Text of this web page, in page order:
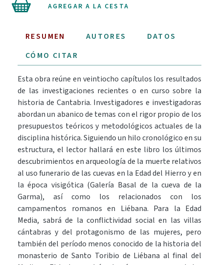
AGREGAR A LA CESTA
RESUMEN AUTORES
DATOS
CÓMO CITAR
Esta obra reúne en veintiocho capítulos los resultados
de las investigaciones recientes o en curso sobre la
historia de Cantabria. Investigadores e investigadoras
abordan un abanico de temas con el rigor propio de los
presupuestos teóricos y metodológicos actuales de la
disciplina histórica. Siguiendo un hilo cronológico en su
estructura, el lector hallará en este libro los últimos
descubrimientos en arqueología de la muerte relativos
al uso funerario de las cuevas en la Edad del Hierro y en
la época visigótica (Galería Basal de la cueva de la
Garma), así como los relacionados con los
campamentos romanos en Liébana. Para la Edad
Media, sabrá de la conflictividad social en las villas
cántabras y del protagonismo de las mujeres, pero
también del período menos conocido de la historia del
monasterio de Santo Toribio de Liébana al final del